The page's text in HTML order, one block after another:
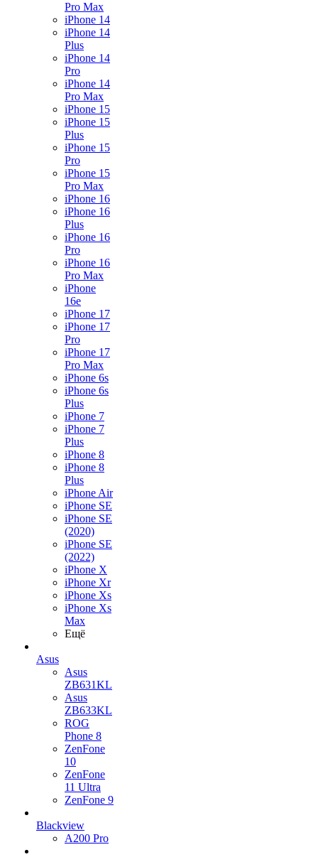
Pro Max
iPhone 14
iPhone 14
Plus
iPhone 14
Pro
iPhone 14
Pro Max
iPhone 15
iPhone 15
Plus
iPhone 15
Pro
iPhone 15
Pro Max
iPhone 16
iPhone 16
Plus
iPhone 16
Pro
iPhone 16
Pro Max
iPhone
16e
iPhone 17
iPhone 17
Pro
iPhone 17
Pro Max
iPhone 6s
iPhone 6s
Plus
iPhone 7
iPhone 7
Plus
iPhone 8
iPhone 8
Plus
iPhone Air
iPhone SE
iPhone SE
(2020)
iPhone SE
(2022)
iPhone X
iPhone Xr
iPhone Xs
iPhone Xs
Max
Ещё
Asus
Asus
ZB631KL
Asus
ZB633KL
ROG
Phone 8
ZenFone
10
ZenFone
11 Ultra
ZenFone 9
Blackview
A200 Pro